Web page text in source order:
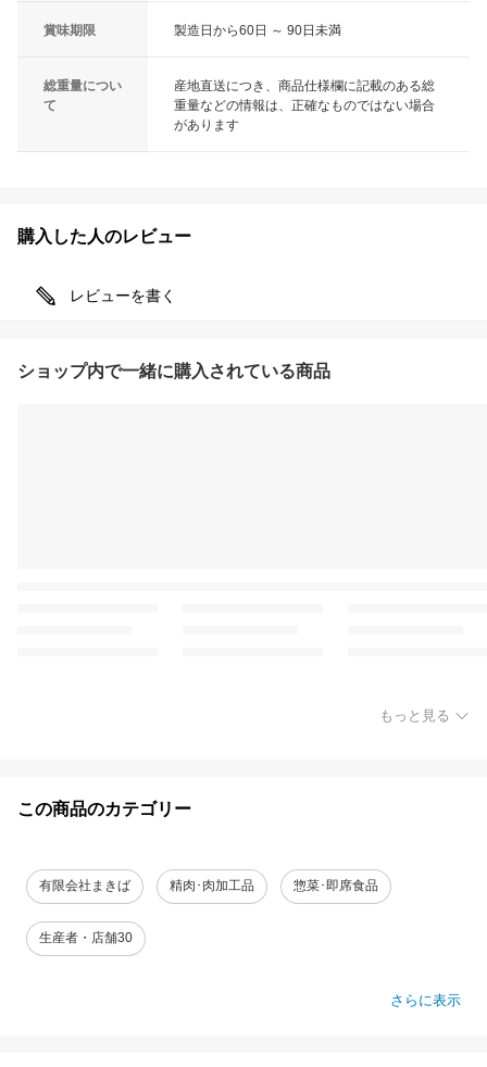
賞味期限 製造日から60日 ～ 90日未満
総重量につい
て
産地直送につき、商品仕様欄に記載のある総
重量などの情報は、正確なものではない場合
があります
購入した人のレビュー
レビューを書く
ショップ内で一緒に購入されている商品
もっと見る
この商品のカテゴリー
有限会社まきば 精肉･肉加工品 惣菜･即席食品
生産者・店舗30
さらに表示